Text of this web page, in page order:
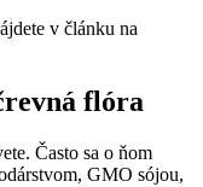
v článku na
flóra
Často sa o ňom
GMO sójou,